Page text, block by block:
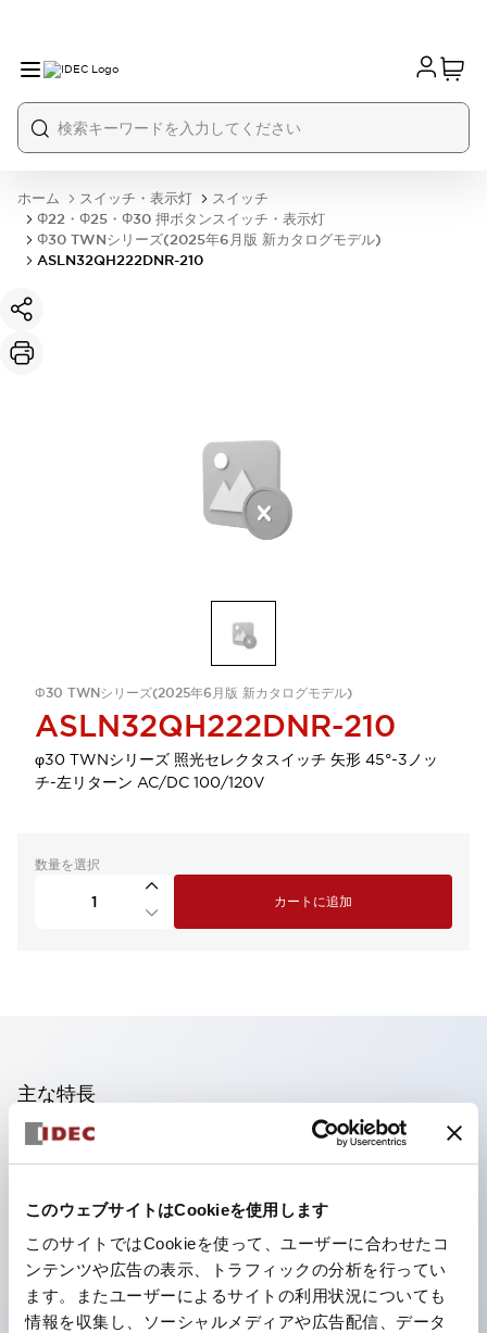
このウェブサイトはCookieを使用します
このサイトではCookieを使って、ユーザーに合わせたコ
ンテンツや広告の表示、トラフィックの分析を行ってい
ます。またユーザーによるサイトの利用状況についても
情報を収集し、ソーシャルメディアや広告配信、データ
ホーム スイッチ・表示灯
スイッチ
Φ22・Φ25・Φ30 押ボタンスイッチ・表示灯
Φ30 TWNシリーズ(2025年6月版 新カタログモデル)
ASLN32QH222DNR-210
Φ30 TWNシリーズ(2025年6月版 新カタログモデル)
ASLN32QH222DNR-210
φ30 TWNシリーズ 照光セレクタスイッチ 矢形 45°-3ノッ
チ-左リターン AC/DC 100/120V
数量を選択
カートに追加
主な特長
照光ユニットの低電圧タイプ(6～24Vタイプ)は2026
フィンガープロテクション構造、ねじアップ端子構造、
保護構造IP20に対応したHW-U形コンタクトブロック
を搭載。
高電圧タイプのLED球が搭載可能になり、ダイレクト